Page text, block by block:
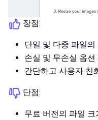
장점:
단일 및 다중 파일의
손실 및 무손실 옵션
간단하고 사용자 친
단점:
무료 버전의 파일 크